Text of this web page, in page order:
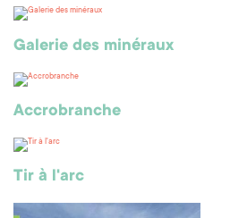
Galerie des minéraux
Accrobranche
Tir à l'arc